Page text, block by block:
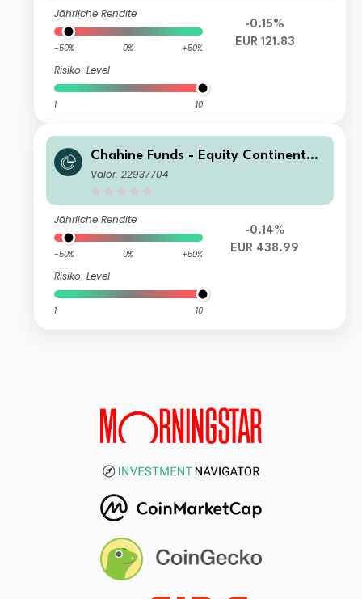
Jährliche Rendite
-50% 0% +50%
Risiko-Level
1 10
-0.15%
EUR 121.83
Chahine Funds - Equity Continental
Europe I
Valor: 22937704
Jährliche Rendite
-50% 0% +50%
Risiko-Level
1 10
-0.14%
EUR 438.99